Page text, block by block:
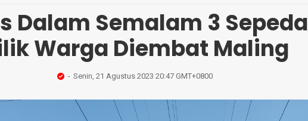
Dalam Semalam 3 Sepeda
Warga Diembat Maling
Senin, 21 Agustus 2023 20:47 GMT+0800